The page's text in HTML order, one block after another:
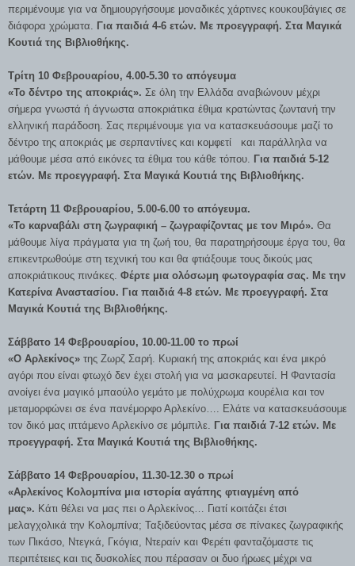
περιμένουμε για να δημιουργήσουμε μοναδικές χάρτινες κουκουβάγιες σε
διάφορα χρώματα. Για παιδιά 4-6 ετών. Με προεγγραφή. Στα Μαγικά
Κουτιά της Βιβλιοθήκης.
Τρίτη 10 Φεβρουαρίου, 4.00-5.30 το απόγευμα
«Το δέντρο της αποκριάς». Σε όλη την Ελλάδα αναβιώνουν μέχρι
σήμερα γνωστά ή άγνωστα αποκριάτικα έθιμα κρατώντας ζωντανή την
ελληνική παράδοση. Σας περιμένουμε για να κατασκευάσουμε μαζί το
δέντρο της αποκριάς με σερπαντίνες και κομφετί και παράλληλα να
μάθουμε μέσα από εικόνες τα έθιμα του κάθε τόπου. Για παιδιά 5-12
ετών. Με προεγγραφή. Στα Μαγικά Κουτιά της Βιβλιοθήκης.
Τετάρτη 11 Φεβρουαρίου, 5.00-6.00 το απόγευμα.
«Το καρναβάλι στη ζωγραφική – ζωγραφίζοντας με τον Μιρό». Θα
μάθουμε λίγα πράγματα για τη ζωή του, θα παρατηρήσουμε έργα του, θα
επικεντρωθούμε στη τεχνική του και θα φτιάξουμε τους δικούς μας
αποκριάτικους πινάκες. Φέρτε μια ολόσωμη φωτογραφία σας. Με την
Κατερίνα Αναστασίου. Για παιδιά 4-8 ετών. Με προεγγραφή. Στα
Μαγικά Κουτιά της Βιβλιοθήκης.
Σάββατο 14 Φεβρουαρίου, 10.00-11.00 το πρωί
«Ο Αρλεκίνος» της Ζωρζ Σαρή. Κυριακή της αποκριάς και ένα μικρό
αγόρι που είναι φτωχό δεν έχει στολή για να μασκαρευτεί. Η Φαντασία
ανοίγει ένα μαγικό μπαούλο γεμάτο με πολύχρωμα κουρέλια και τον
μεταμορφώνει σε ένα πανέμορφο Αρλεκίνο…. Ελάτε να κατασκευάσουμε
τον δικό μας ιπτάμενο Αρλεκίνο σε μόμπιλε. Για παιδιά 7-12 ετών. Με
προεγγραφή. Στα Μαγικά Κουτιά της Βιβλιοθήκης.
Σάββατο 14 Φεβρουαρίου, 11.30-12.30 ο πρωί
«Αρλεκίνος Κολομπίνα μια ιστορία αγάπης φτιαγμένη από
μας». Κάτι θέλει να μας πει ο Αρλεκίνος… Γιατί κοιτάζει έτσι
μελαγχολικά την Κολομπίνα; Ταξιδεύοντας μέσα σε πίνακες ζωγραφικής
των Πικάσο, Ντεγκά, Γκόγια, Ντεραίν και Φερέτι φανταζόμαστε τις
περιπέτειες και τις δυσκολίες που πέρασαν οι δυο ήρωες μέχρι να